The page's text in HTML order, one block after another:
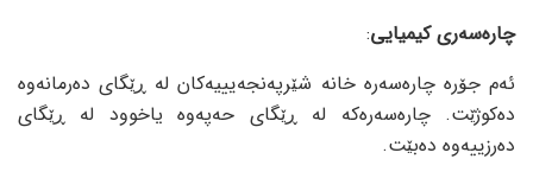
چارەسەری کیمیایی:
ئەم جۆرە چارەسەرە خانە شێرپەنجەیییەکان لە ڕێگای دەرمانەوە
دەکوژێت. چارەسەرەکە لە ڕێگای حەپەوە یاخوود لە ڕێگای
دەرزییەوە دەبێت.